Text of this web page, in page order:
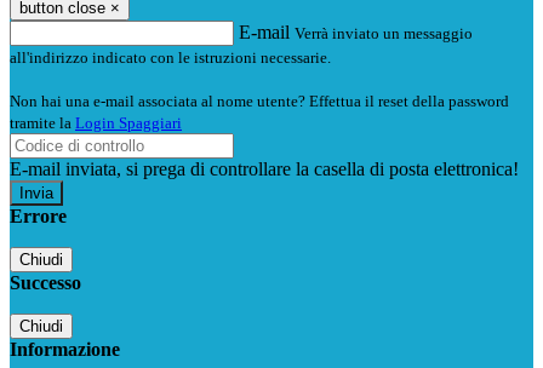
button close ×
E-mail Verrà inviato un messaggio
all'indirizzo indicato con le istruzioni necessarie.
Non hai una e-mail associata al nome utente? Effettua il reset della password
tramite la Login Spaggiari
E-mail inviata, si prega di controllare la casella di posta elettronica!
Errore
Chiudi
Successo
Chiudi
Informazione